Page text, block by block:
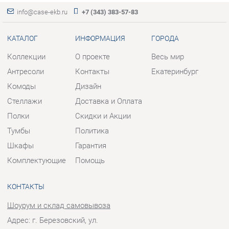
Комоды
Тумбы
Шкафы
Комплектующие
Дизайн
Политика
Гарантия
Помощь
КОНТАКТЫ
Шоурум и склад самовывоза
Адрес: г. Березовский, ул.
Ленина, 2
Часы работы:
Пн - Пт:10:00 - 20:00 (GMT+5)
Отправить сообщение